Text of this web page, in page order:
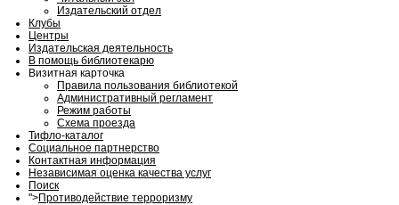
Издательский отдел
Клубы
Центры
Издательская деятельность
В помощь библиотекарю
Визитная карточка
Правила пользования библиотекой
Административный регламент
Режим работы
Схема проезда
Тифло-каталог
Социальное партнерство
Контактная информация
Независимая оценка качества услуг
Поиск
">Противодействие терроризму